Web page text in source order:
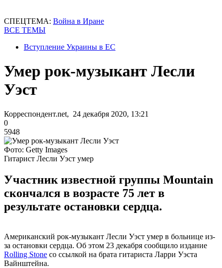
СПЕЦТЕМА: Война в Иране
ВСЕ ТЕМЫ
Вступление Украины в ЕС
Умер рок-музыкант Лесли
Уэст
Корреспондент.net, 24 декабря 2020, 13:21
0
5948
Фото: Getty Images
Гитарист Лесли Уэст умер
Участник известной группы Mountain
скончался в возрасте 75 лет в
результате остановки сердца.
Американский рок-музыкант Лесли Уэст умер в больнице из-
за остановки сердца. Об этом 23 декабря сообщило издание
Rolling Stone со ссылкой на брата гитариста Ларри Уэста
Вайнштейна.